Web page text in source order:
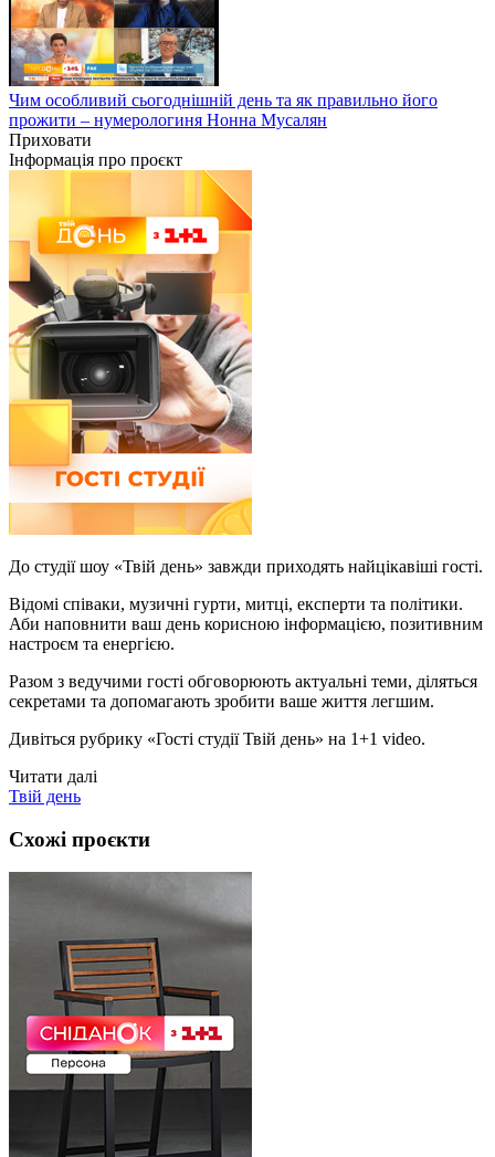
Чим особливий сьогоднішній день та як правильно його
прожити – нумерологиня Нонна Мусалян
Приховати
Інформація про проєкт
До студії шоу «Твій день» завжди приходять найцікавіші гості.
Відомі співаки, музичні гурти, митці, експерти та політики.
Аби наповнити ваш день корисною інформацією, позитивним
настроєм та енергією.
Разом з ведучими гості обговорюють актуальні теми, діляться
секретами та допомагають зробити ваше життя легшим.
Дивіться рубрику «Гості студії Твій день» на 1+1 video.
Читати далі
Твій день
Схожі проєкти